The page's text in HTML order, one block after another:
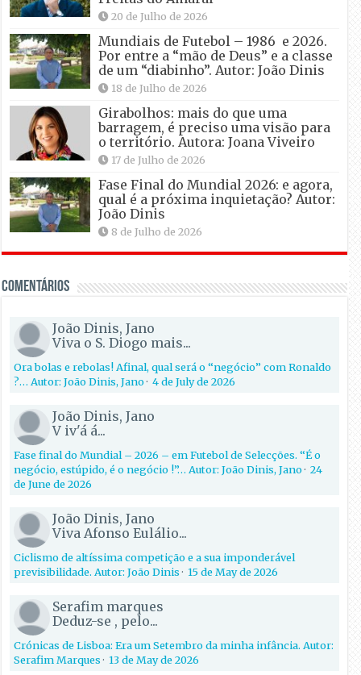
20 de Julho de 2026
Mundiais de Futebol – 1986 e 2026.
Por entre a “mão de Deus” e a classe
de um “diabinho”. Autor: João Dinis
18 de Julho de 2026
Girabolhos: mais do que uma
barragem, é preciso uma visão para
o território. Autora: Joana Viveiro
17 de Julho de 2026
Fase Final do Mundial 2026: e agora,
qual é a próxima inquietação? Autor:
João Dinis
8 de Julho de 2026
Comentários
João Dinis, Jano
Viva o S. Diogo mais...
Ora bolas e rebolas! Afinal, qual será o “negócio” com Ronaldo
?… Autor: João Dinis, Jano·4 de July de 2026
João Dinis, Jano
V iv'á á...
Fase final do Mundial – 2026 – em Futebol de Selecções. “É o
negócio, estúpido, é o negócio !”… Autor: João Dinis, Jano·24
de June de 2026
João Dinis, Jano
Viva Afonso Eulálio...
Ciclismo de altíssima competição e a sua imponderável
previsibilidade. Autor: João Dinis·15 de May de 2026
Serafim marques
Deduz-se , pelo...
Crónicas de Lisboa: Era um Setembro da minha infância. Autor:
Serafim Marques·13 de May de 2026